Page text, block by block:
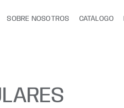
SOBRE NOSOTROS CATÁLOGO